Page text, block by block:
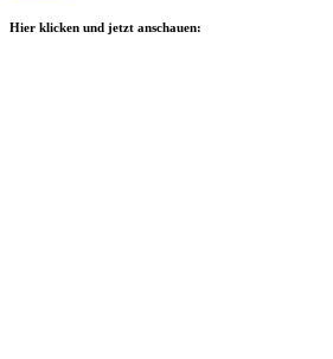
Hier klicken und jetzt anschauen: